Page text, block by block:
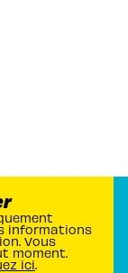
informations
Vous
moment.
ici.